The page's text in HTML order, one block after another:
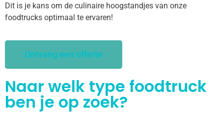
Dit is je kans om de culinaire hoogstandjes van onze
foodtrucks optimaal te ervaren!
Ontvang een offerte
Naar welk type foodtruck
ben je op zoek?